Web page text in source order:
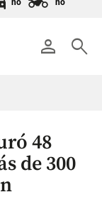
no no
person search
48
de 300